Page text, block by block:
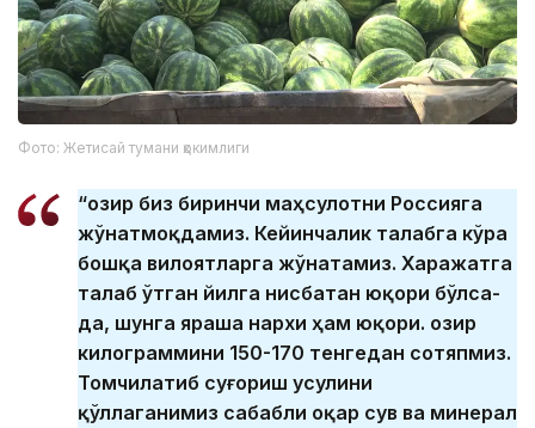
Фото: Жетисай тумани ҳокимлиги
“Ҳозир биз биринчи маҳсулотни Россияга
жўнатмоқдамиз. Кейинчалик талабга кўра
бошқа вилоятларга жўнатамиз. Харажатга
талаб ўтган йилга нисбатан юқори бўлса-
да, шунга яраша нархи ҳам юқори. Ҳозир
килограммини 150-170 тенгедан сотяпмиз.
Томчилатиб суғориш усулини
қўллаганимиз сабабли оқар сув ва минерал